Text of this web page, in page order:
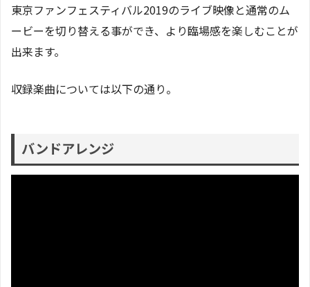
東京ファンフェスティバル2019のライブ映像と通常のム
ービーを切り替える事ができ、より臨場感を楽しむことが
出来ます。
収録楽曲については以下の通り。
バンドアレンジ